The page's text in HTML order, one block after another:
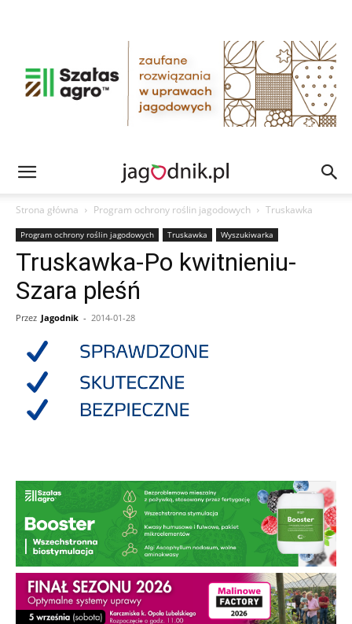
Strona główna Program ochrony roślin jagodowych Truskawka
Program ochrony roślin jagodowych Truskawka Wyszukiwarka
Truskawka-Po kwitnieniu-
Szara pleśń
Przez Jagodnik - 2014-01-28